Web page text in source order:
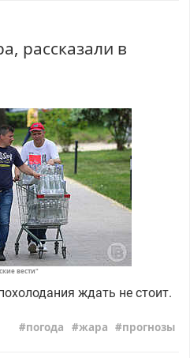
рассказали в
вести"
ждать не стоит.
погода жара прогнозы